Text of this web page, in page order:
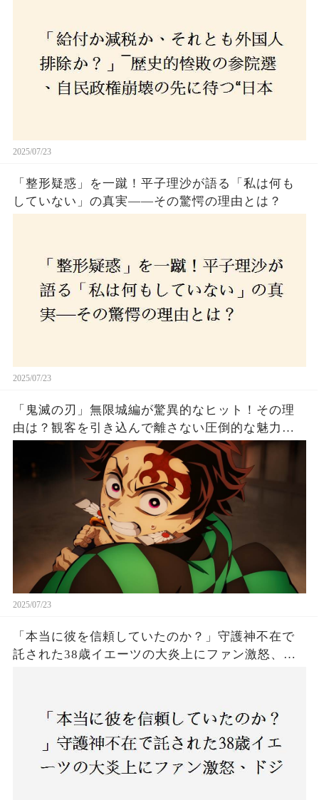
2025/07/23
「整形疑惑」を一蹴！平子理沙が語る「私は何も
していない」の真実——その驚愕の理由とは？
2025/07/23
「鬼滅の刃」無限城編が驚異的なヒット！その理
由は？観客を引き込んで離さない圧倒的な魅力と
2025/07/23
「本当に彼を信頼していたのか？」守護神不在で
託された38歳イエーツの大炎上にファン激怒、ド